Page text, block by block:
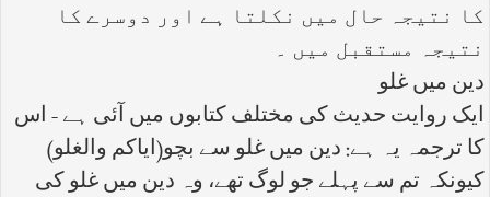
کا نتیجہ حال میں نکلتا ہے اور دوسرے کا
نتیجہ مستقبل میں ۔
دین میں غلو
ایک روایت حدیث کی مختلف کتابوں میں آئی ہے - اس
کا ترجمہ یہ ہے: دین میں غلو سے بچو(ایاکم والغلو)
کیونکہ تم سے پہلے جو لوگ تھے، وہ دین میں غلو کی